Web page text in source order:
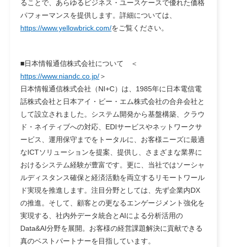
ることで、あらゆるビジネス・ユースケースで優れた価格
パフォーマンスを提供します。詳細については、
https://www.yellowbrick.com/をご覧ください。
■日本情報通信株式会社について ＜
https://www.niandc.co.jp/＞
日本情報通信株式会社（NI+C）は、1985年に日本電信電
話株式会社と日本アイ・ビー・エム株式会社の合弁会社と
して設立されました。システム開発から基盤構築、クラウ
ド・ネイティブへの対応、EDIサービスやネットワークサ
ービス、運用保守までをトータルに、お客様ニーズに最適
なICTソリューションを提案、提供し、さまざまな業界に
おけるシステム経験が豊富です。更に、当社ではソーシャ
ルディスタンス確保と経済活動を両立するリモートワール
ド実現を推進します。注目分野としては、先ず企業内DX
の推進。そして、顧客との更なるエンゲージメント強化を
実現する、社内外データ統合とAIによる分析活用の
Data&AI分野を展開。お客様の経営課題解決に貢献できる
真のベストパートナーを目指しています。